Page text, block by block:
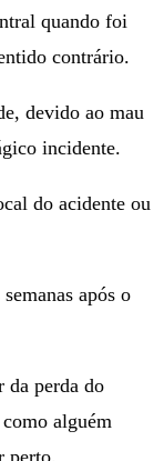
quando foi
contrário.
devido ao mau
incidente.
do acidente ou
após o
da perda do
alguém
perto.